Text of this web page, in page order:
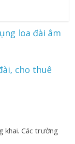
loa đài âm
cho thuê
khai. Các trường